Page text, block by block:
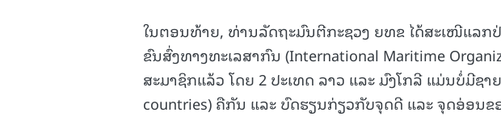
ໃນຕອນທ້າຍ, ທ່ານລັດຖະມົນຕີກະຊວງ ຍທຂ ໄດ້ສະເໜີແລກ
ຂົນສົ່ງທາງທະເລສາກົນ (International Maritime
ສະມາຊິກແລ້ວ ໂດຍ 2 ປະເທດ ລາວ ແລະ ມົງໂກລີ ແມ່ນບໍ່ມີຊ
countries) ຄືກັນ ແລະ ບົດຮຽນກ່ຽວກັບຈຸດດີ ແລະ ຈຸດອ່ອນຂ